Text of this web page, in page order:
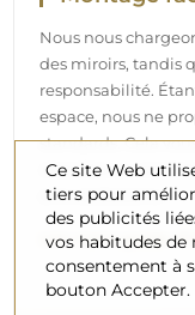
Nettoyage
Pour maintenir un
microfibre et
produits
(autour de 7).
vinaigre, de
permettra de
nombreuses années.
Ce site Web
tiers pour
des publicités
vos habitudes
consentement à
bouton Accepter.